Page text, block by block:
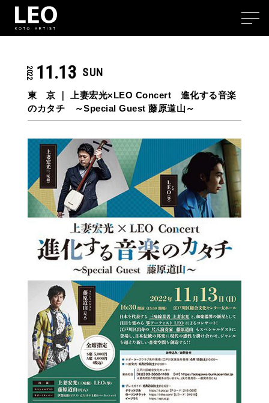
2022 11.13 SUN
東 京 ｜
上妻宏光×LEO Concert 進化する音楽
のカタチ ～Special Guest 藤原道山～